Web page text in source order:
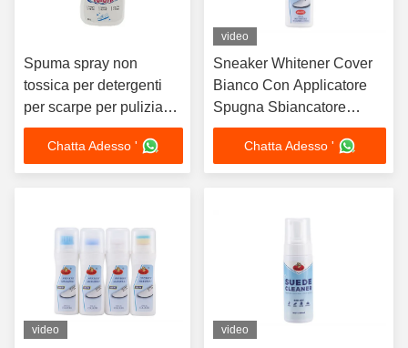
Spuma spray non
tossica per detergenti
per scarpe per pulizia
sicura ed ecologica
Chatta Adesso '
video
Sneaker Whitener Cover
Bianco Con Applicatore
Spugna Sbiancatore
Liquido Tinta di schiuma
per sneaker Pulizzatore di
pelle
Chatta Adesso '
video video